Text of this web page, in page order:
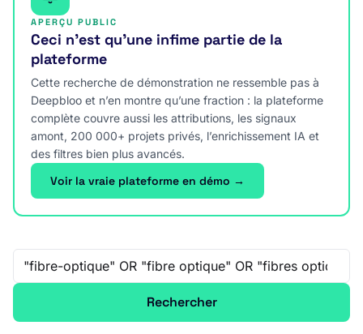
APERÇU PUBLIC
Ceci n’est qu’une infime partie de la
plateforme
Cette recherche de démonstration ne ressemble pas à
Deepbloo et n’en montre qu’une fraction : la plateforme
complète couvre aussi les attributions, les signaux
amont, 200 000+ projets privés, l’enrichissement IA et
des filtres bien plus avancés.
Voir la vraie plateforme en démo →
Recherche libre
Rechercher